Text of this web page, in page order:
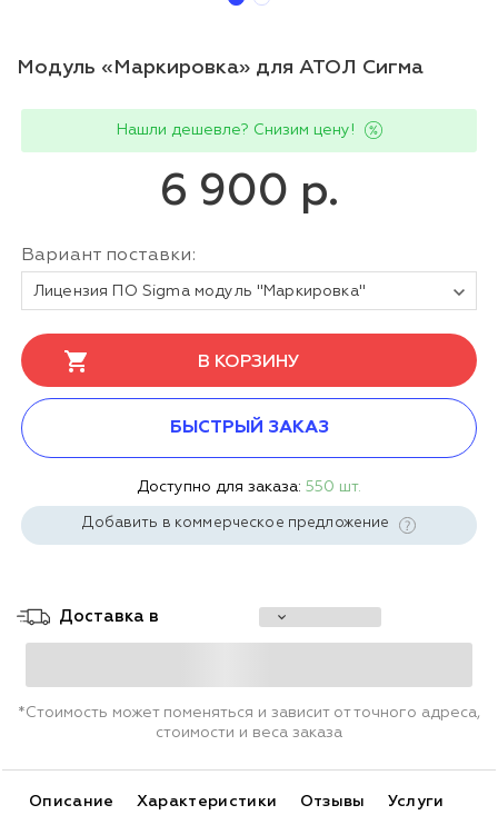
Модуль «Маркировка» для АТОЛ Сигма
Нашли дешевле? Снизим цену!
6 900 р.
Вариант поставки:
Лицензия ПО Sigma модуль "Маркировка"
В КОРЗИНУ
БЫСТРЫЙ ЗАКАЗ
Доступно для заказа: 550 шт.
Добавить в коммерческое предложение
Доставка в
*Стоимость может поменяться и зависит от точного адреса,
стоимости и веса заказа
Описание Характеристики Отзывы Услуги